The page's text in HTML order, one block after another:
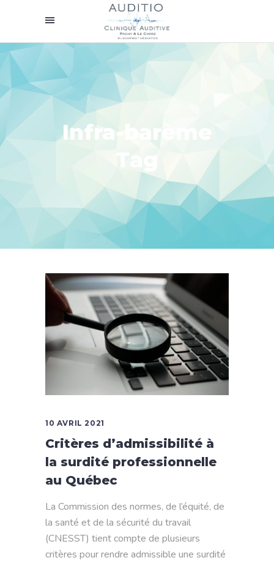
Infra-barème
10 AVRIL 2021
Critères d’admissibilité à
la surdité professionnelle
au Québec
La Commission des normes, de l’équité, de
la santé et de la sécurité du travail
(CNESST) tient compte de plusieurs
critères pour rendre admissible une surdité